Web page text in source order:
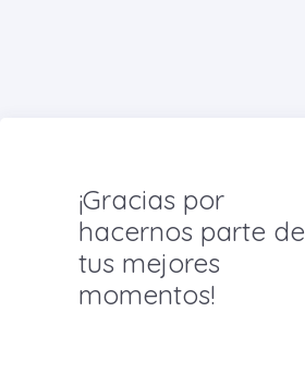
¡Gracias por
hacernos parte de
tus mejores
momentos!